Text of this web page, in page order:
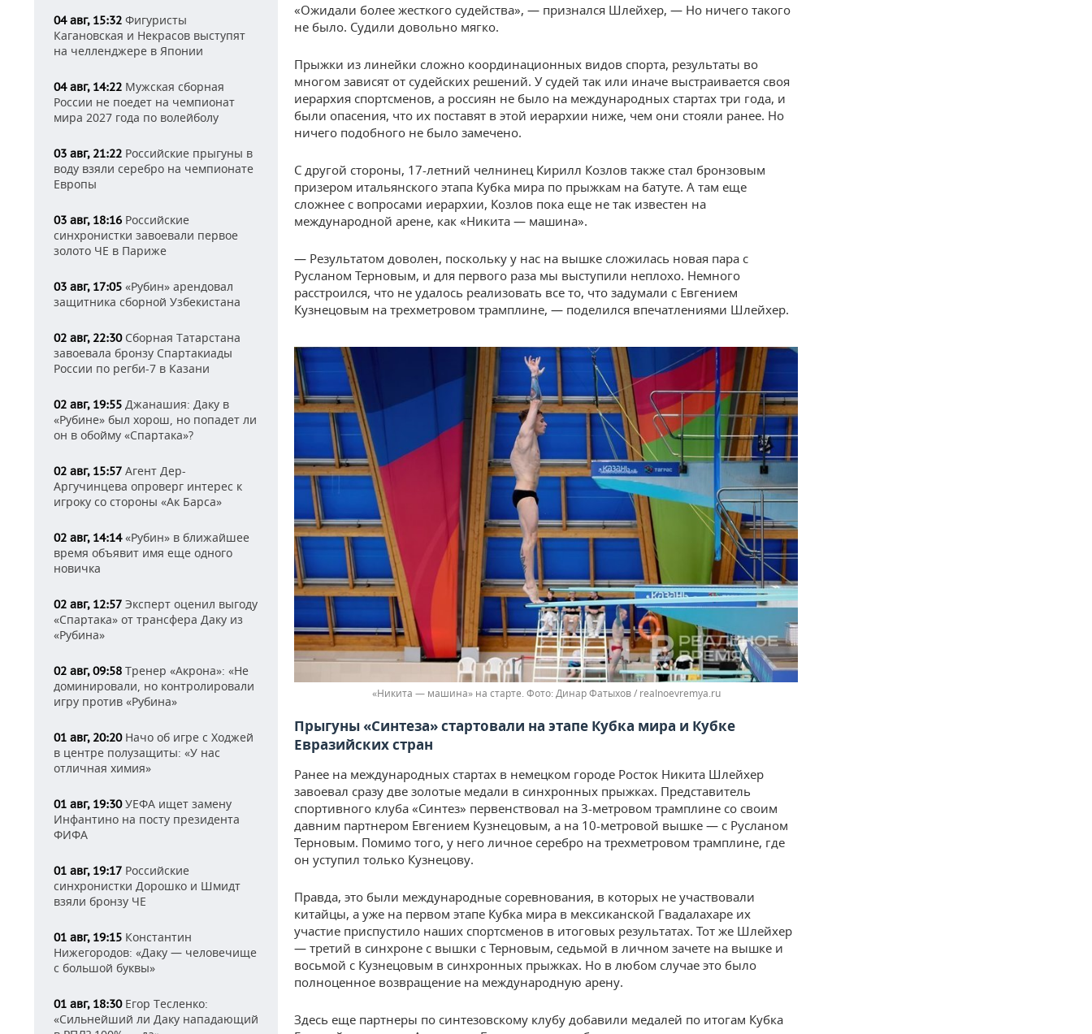
04 авг, 15:32 Фигуристы
Кагановская и Некрасов выступят
на челленджере в Японии
04 авг, 14:22 Мужская сборная
России не поедет на чемпионат
мира 2027 года по волейболу
03 авг, 21:22 Российские прыгуны в
воду взяли серебро на чемпионате
Европы
03 авг, 18:16 Российские
синхронистки завоевали первое
золото ЧЕ в Париже
03 авг, 17:05 «Рубин» арендовал
защитника сборной Узбекистана
02 авг, 22:30Сборная Татарстана
завоевала бронзу Спартакиады
России по регби-7 в Казани
02 авг, 19:55 Джанашия: Даку в
«Рубине» был хорош, но попадет ли
он в обойму «Спартака»?
02 авг, 15:57 Агент Дер-
Аргучинцева опроверг интерес к
игроку со стороны «Ак Барса»
02 авг, 14:14«Рубин» в ближайшее
время объявит имя еще одного
новичка
02 авг, 12:57 Эксперт оценил выгоду
«Спартака» от трансфера Даку из
«Рубина»
02 авг, 09:58 Тренер «Акрона»: «Не
доминировали, но контролировали
игру против «Рубина»
01 авг, 20:20Начо об игре с Ходжей
в центре полузащиты: «У нас
отличная химия»
01 авг, 19:30УЕФА ищет замену
Инфантино на посту президента
ФИФА
01 авг, 19:17 Российские
синхронистки Дорошко и Шмидт
взяли бронзу ЧЕ
01 авг, 19:15 Константин
Нижегородов: «Даку — человечище
с большой буквы»
01 авг, 18:30Егор Тесленко:
«Сильнейший ли Даку нападающий
«Ожидали более жесткого судейства», — признался Шлейхер, — Но ничего такого
не было. Судили довольно мягко.
Прыжки из линейки сложно координационных видов спорта, результаты во
многом зависят от судейских решений. У судей так или иначе выстраивается своя
иерархия спортсменов, а россиян не было на международных стартах три года, и
были опасения, что их поставят в этой иерархии ниже, чем они стояли ранее. Но
ничего подобного не было замечено.
С другой стороны, 17-летний челнинец Кирилл Козлов также стал бронзовым
призером итальянского этапа Кубка мира по прыжкам на батуте. А там еще
сложнее с вопросами иерархии, Козлов пока еще не так известен на
международной арене, как «Никита — машина».
— Результатом доволен, поскольку у нас на вышке сложилась новая пара с
Русланом Терновым, и для первого раза мы выступили неплохо. Немного
расстроился, что не удалось реализовать все то, что задумали с Евгением
Кузнецовым на трехметровом трамплине, — поделился впечатлениями Шлейхер.
«Никита — машина» на старте. Динар Фатыхов / realnoevremya.ru
Прыгуны «Синтеза» стартовали на этапе Кубка мира и Кубке
Евразийских стран
Ранее на международных стартах в немецком городе Росток Никита Шлейхер
завоевал сразу две золотые медали в синхронных прыжках. Представитель
спортивного клуба «Синтез» первенствовал на 3-метровом трамплине со своим
давним партнером Евгением Кузнецовым, а на 10-метровой вышке — с Русланом
Терновым. Помимо того, у него личное серебро на трехметровом трамплине, где
он уступил только Кузнецову.
Правда, это были международные соревнования, в которых не участвовали
китайцы, а уже на первом этапе Кубка мира в мексиканской Гвадалахаре их
участие приспустило наших спортсменов в итоговых результатах. Тот же Шлейхер
— третий в синхроне с вышки с Терновым, седьмой в личном зачете на вышке и
восьмой с Кузнецовым в синхронных прыжках. Но в любом случае это было
полноценное возвращение на международную арену.
Здесь еще партнеры по синтезовскому клубу добавили медалей по итогам Кубка